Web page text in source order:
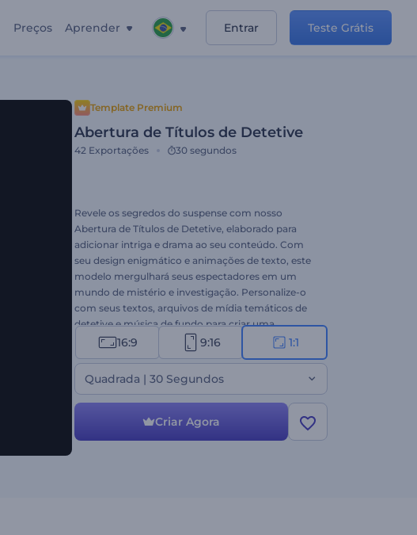
Preços Aprender Entrar Teste Grátis
Template Premium
Abertura de Títulos de Detetive
42 Exportações 30 segundos
Revele os segredos do suspense com nosso
Abertura de Títulos de Detetive, elaborado para
adicionar intriga e drama ao seu conteúdo. Com
seu design enigmático e animações de texto, este
modelo mergulhará seus espectadores em um
mundo de mistério e investigação. Personalize-o
com seus textos, arquivos de mídia temáticos de
detetive e música de fundo para criar uma
atmosfera cinematográfica que deixa uma
impressão duradoura. Perfeito para trailers, teasers,
aberturas de títulos, introduções de documentários
e qualquer projeto que exija um toque de mistério
e suspense. Experimente agora!
16:9 9:16 1:1
Quadrada | 30 Segundos
Criar Agora